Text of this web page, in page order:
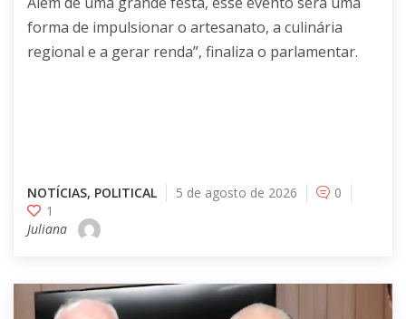
forma de impulsionar o artesanato, a culinária
regional e a gerar renda”, finaliza o parlamentar.
NOTÍCIAS, POLITICAL 5 de agosto de 2026
0
1
Juliana